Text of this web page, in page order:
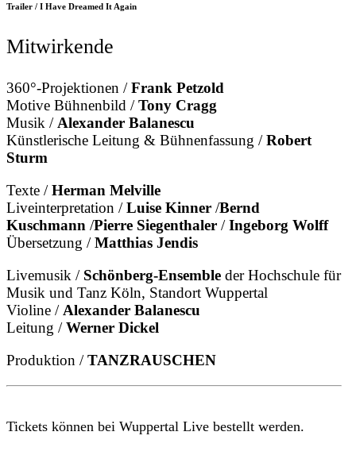
Trailer / I Have Dreamed It Again
Mitwirkende
360°-Projektionen /Frank Petzold
Motive Bühnenbild /Tony Cragg
Musik / Alexander Balanescu
Künstlerische Leitung & Bühnenfassung /Robert
Sturm
Texte /Herman Melville
Liveinterpretation /Luise Kinner /Bernd
Kuschmann /Pierre Siegenthaler /Ingeborg Wolff
Übersetzung /Matthias Jendis
Livemusik / Schönberg-Ensemble der Hochschule für
Musik und Tanz Köln, Standort Wuppertal
Violine /Alexander Balanescu
Leitung /Werner Dickel
Produktion /TANZRAUSCHEN
Tickets können bei Wuppertal Live bestellt werden.